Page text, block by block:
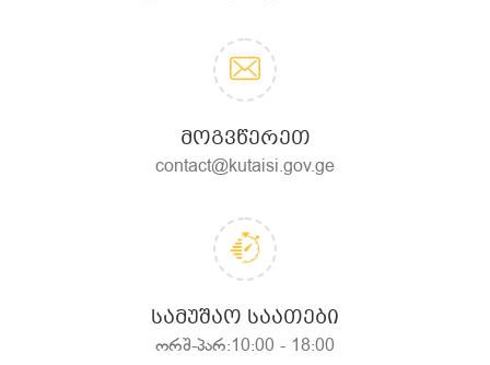
ᲛᲝᲒᲕᲬᲔᲠᲔᲗ
contact@kutaisi.gov.ge
ᲡᲐᲛᲣᲨᲐᲝ ᲡᲐᲐᲗᲔᲑᲘ
ორშ-პარ:10:00 - 18:00